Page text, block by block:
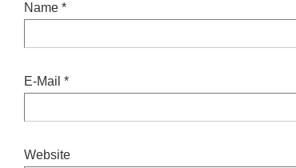
Name *
E-Mail *
Website